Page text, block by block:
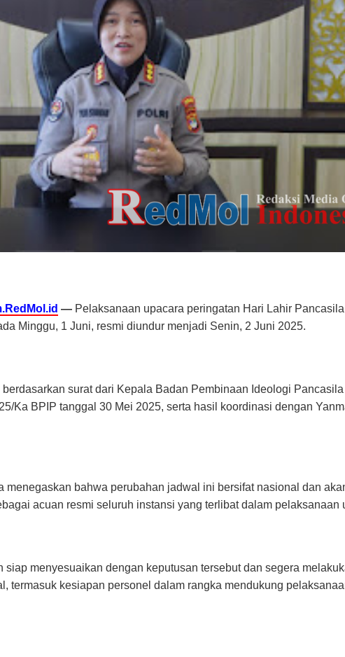
—Pelaksanaan upacara peringatan Hari Lahir
Minggu, 1 Juni, resmi diundur menjadi Senin, 2 Juni 2025.
surat dari Kepala Badan Pembinaan Ideologi
Ka BPIP tanggal 30 Mei 2025, serta hasil koordinasi dengan
menegaskan bahwa perubahan jadwal ini bersifat nasional dan
acuan resmi seluruh instansi yang terlibat dalam pelaksanaan
siap menyesuaikan dengan keputusan tersebut dan segera
termasuk kesiapan personel dalam rangka mendukung